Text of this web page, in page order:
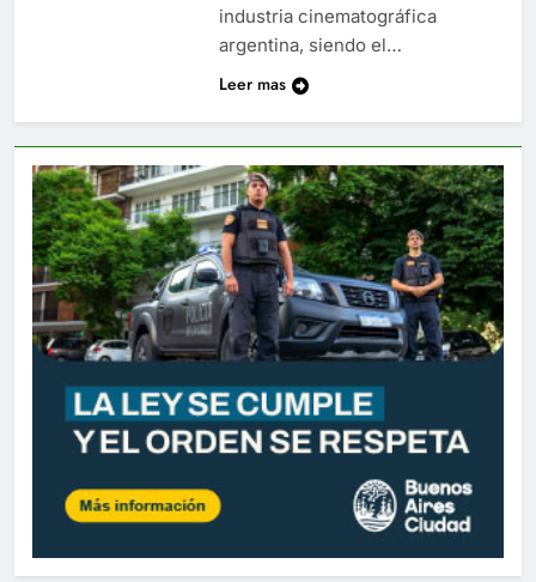
industria cinematográfica
argentina, siendo el…
Leer mas